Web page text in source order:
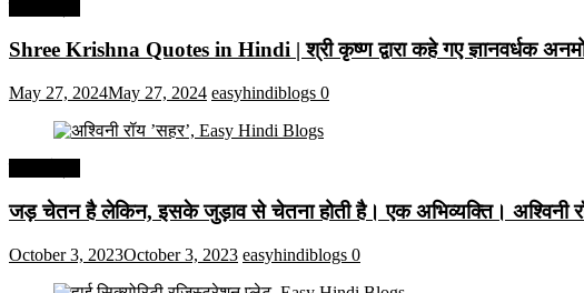
Shree Krishna Quotes in Hindi | श्री कृष्ण द्वारा कहे गए ज्ञानवर्धक
May 27, 2024May 27, 2024 easyhindiblogs 0
जड़ चेतन है लेकिन, इसके जुड़ाव से चेतना होती है। एक अभिव्यक्ति। अश्विनी
October 3, 2023October 3, 2023 easyhindiblogs 0